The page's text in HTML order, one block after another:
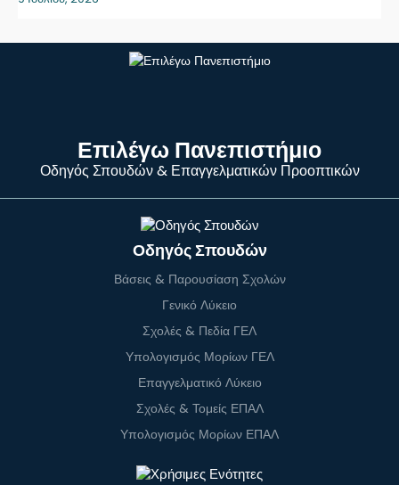
Επιλέγω Πανεπιστήμιο
Οδηγός Σπουδών & Επαγγελματικών Προοπτικών
Οδηγός Σπουδών
Βάσεις & Παρουσίαση Σχολών
Γενικό Λύκειο
Σχολές & Πεδία ΓΕΛ
Υπολογισμός Μορίων ΓΕΛ
Επαγγελματικό Λύκειο
Σχολές & Τομείς ΕΠΑΛ
Υπολογισμός Μορίων ΕΠΑΛ